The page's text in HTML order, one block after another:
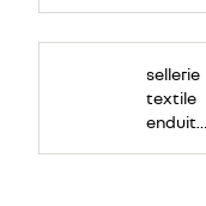
sellerie
textile
enduit